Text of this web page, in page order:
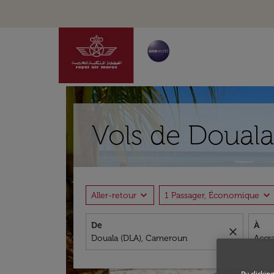
Vols de
Aller-retour expand_more 1 Passager, Économique expand_more
De
close
À